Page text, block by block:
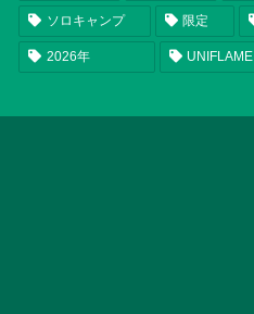
ソロキャンプ 限定
2026年 UNIFLAME